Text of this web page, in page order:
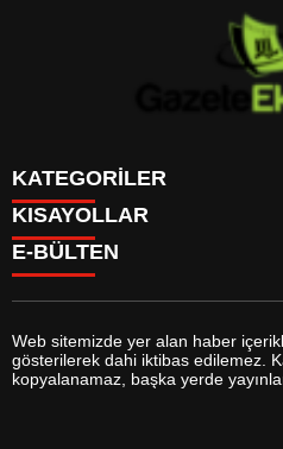
KATEGORİLER
GÜNDEM
DÜNYA
SİYASET
MAGAZİN
SAĞLIK
EĞİTİM
YAŞAM
KISAYOLLAR
BURÇLAR
FİKSTÜR
FİRMA EKLE
FİRMA REHBERİ
E-BÜLTEN
gazeteekonomi.com e-bültenine
Web sitemizde yer alan haber
gösterilerek dahi iktibas edilemez.
kopyalanamaz, başka yerde